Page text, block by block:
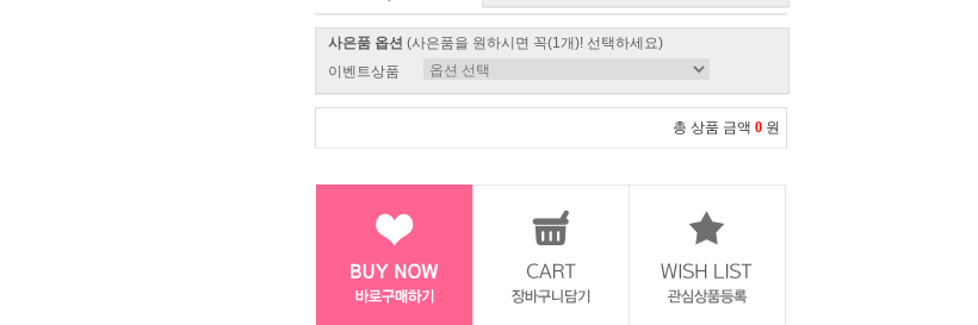
사은품 옵션 (사은품을 원하시면 꼭(1개)! 선택하세요)
이벤트상품
총 상품 금액 0 원